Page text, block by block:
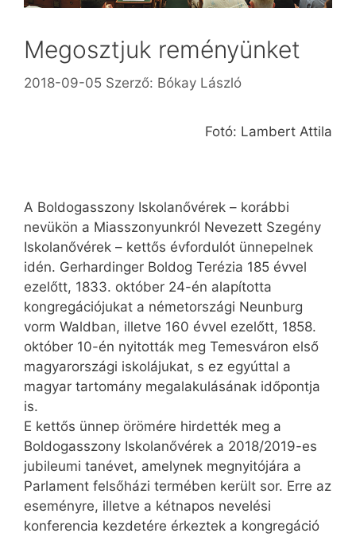
Megosztjuk reményünket
2018-09-05 Szerző: Bókay László
Fotó: Lambert Attila
A Boldogasszony Iskolanővérek – korábbi
nevükön a Miasszonyunkról Nevezett Szegény
Iskolanővérek – kettős évfordulót ünnepelnek
idén. Gerhardinger Boldog Terézia 185 évvel
ezelőtt, 1833. október 24-én alapította
kongregációjukat a németországi Neunburg
vorm Waldban, illetve 160 évvel ezelőtt, 1858.
október 10-én nyitották meg Temesváron első
magyarországi iskolájukat, s ez egyúttal a
magyar tartomány megalakulásának időpontja
is.
E kettős ünnep örömére hirdették meg a
Boldogasszony Iskolanővérek a 2018/2019-es
jubileumi tanévet, amelynek megnyitójára a
Parlament felsőházi termében került sor. Erre az
eseményre, illetve a kétnapos nevelési
konferencia kezdetére érkeztek a kongregáció